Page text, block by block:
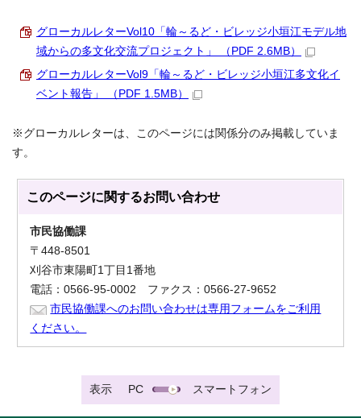
グローカルレターVol10「輪～るど・ビレッジ小垣江モデル地
域からの多文化交流プロジェクト」 （PDF 2.6MB）
グローカルレターVol9「輪～るど・ビレッジ小垣江多文化イ
ベント報告」 （PDF 1.5MB）
※グローカルレターは、このページには関係分のみ掲載していま
す。
このページに関するお問い合わせ
市民協働課
〒448-8501
刈谷市東陽町1丁目1番地
電話：0566-95-0002 ファクス：0566-27-9652
市民協働課へのお問い合わせは専用フォームをご利用
ください。
表示 PC スマートフォン